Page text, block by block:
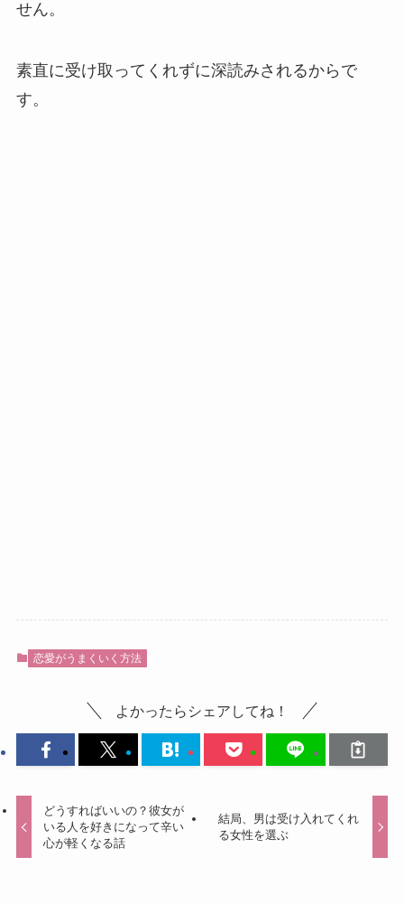
せん。
素直に受け取ってくれずに深読みされるからで
す。
恋愛がうまくいく方法
よかったらシェアしてね！
どうすればいいの？彼女が
いる人を好きになって辛い
心が軽くなる話
結局、男は受け入れてくれ
る女性を選ぶ